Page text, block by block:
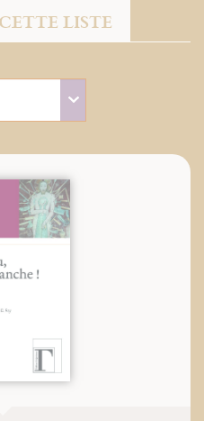
LISTE